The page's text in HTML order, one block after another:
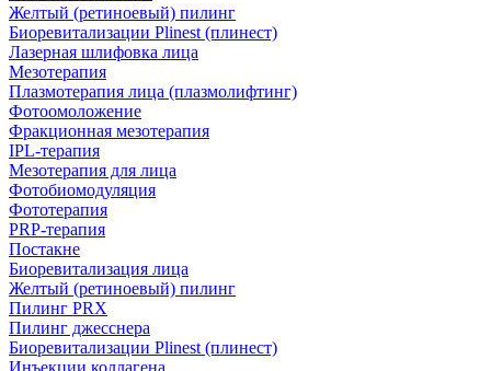
Желтый (ретиноевый) пилинг
Биоревитализации Plinest (плинест)
Лазерная шлифовка лица
Мезотерапия
Плазмотерапия лица (плазмолифтинг)
Фотоомоложение
Фракционная мезотерапия
IPL‑терапия
Мезотерапия для лица
Фотобиомодуляция
Фототерапия
PRP-терапия
Постакне
Биоревитализация лица
Желтый (ретиноевый) пилинг
Пилинг PRX
Пилинг джесснера
Биоревитализации Plinest (плинест)
Инъекции коллагена